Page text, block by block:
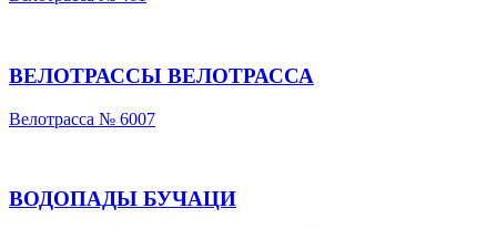
ВЕЛОТРАССЫ ВЕЛОТРАССА
Велотрасса № 6007
ВОДОПАДЫ БУЧАЦИ